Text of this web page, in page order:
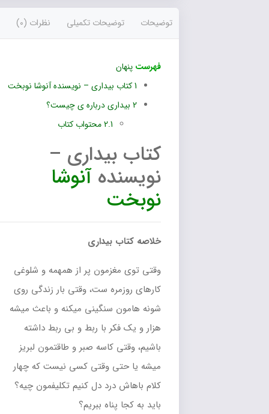
توضیحات توضیحات تکمیلی نظرات (0)
پنهان
کتاب بیداری – نویسنده آنوشا نوبخت
بیداری درباره ی چیست؟
محتواب کتاب
کتاب بیداری –
نویسندهآنوشا
نوبخت
خلاصه کتاب بیداری
وقتی توی مغزمون پر از همهمه و شلوغی
کارهای روزمره ست، وقتی بار زندگی روی
شونه هامون سنگینی میکنه و باعث میشه
هزار و یک فکر با ربط و بی ربط داشته
باشیم، وقتی کاسه صبر و طاقتمون لبریز
میشه یا حتی وقتی کسی نیست که چهار
کلام باهاش درد دل کنیم تکلیفمون چیه؟
باید به کجا پناه ببریم؟